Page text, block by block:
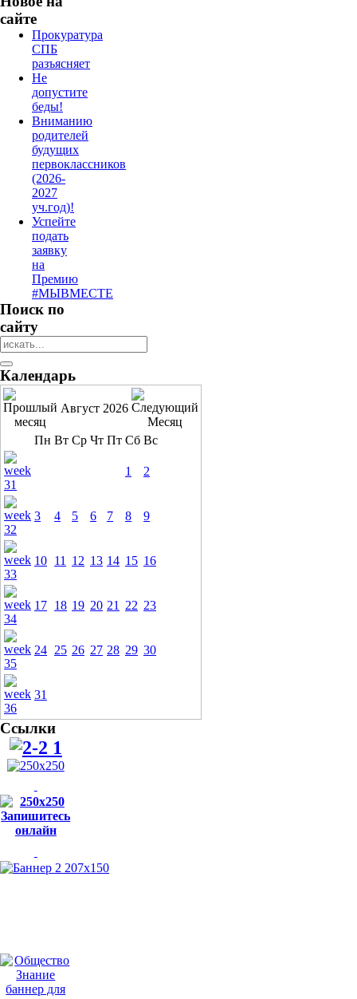
сайте
Прокуратура
СПБ
разъясняет
Не
допустите
беды!
Вниманию
родителей
будущих
первоклассников
(2026-
2027
уч.год)!
Успейте
подать
заявку
на
Премию
#МЫВМЕСТЕ
Поиск по
сайту
Календарь
Август 2026
Пн Вт Ср Чт Пт Сб Вс
1 2
3 4 5 6 7 8 9
10 11 12 13 14 15 16
17 18 19 20 21 22 23
24 25 26 27 28 29 30
31
Ссылки